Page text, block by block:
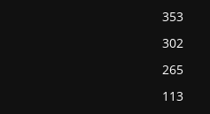
353
302
265
113